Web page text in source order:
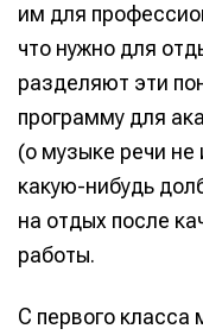
им для
что нужно для
разделяют эти
программу для
(о музыке речи
какую-нибудь
на отдых после
работы.
С первого класса